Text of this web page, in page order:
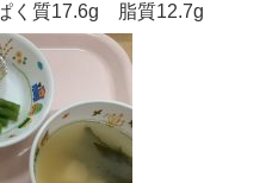
く質17.6g 脂質12.7g